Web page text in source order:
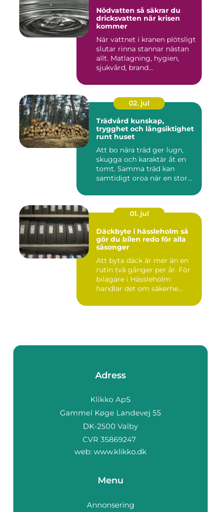
Nödvatten så säkrar du
dricksvatten när krisen
kommer
När vattnet i kranen plötsligt
slutar rinna stannar nästan
allt. Matlagning, hygien,
sjukvård, brand...
02. jul
Trädvård kunskap,
trygghet och långsiktighet
runt huset
Att bo nära träd ger lugn,
skugga och karaktär åt en
tomt. Samma träd kan
samtidigt oroa när en stor...
01. jul
Däckbyte i hässleholm så
gör du bilen redo för alla
säsonger
Att byta däck är mer än en
rutin två gånger per år. För
bilägare i Hässleholm
handlar det om säkerhe...
Adress
web: www.klikko.dk
Menu
Annonsering